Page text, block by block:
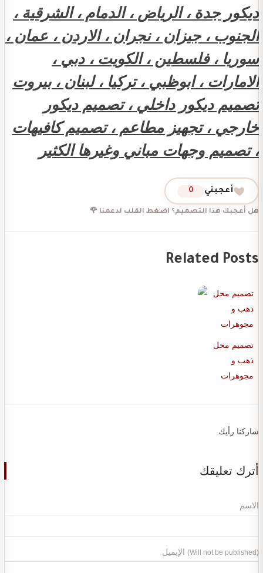
ديكور جدة ، الرياض ، الدمام ، الشرقية ،
الجنوب ، جيزان ، نجران ، الاردن ، عمان ،
سوريا ، فلسطين ، الكويت ، دبي ،
الامارات ، ابوظبي ، تركيا ، لبنان ، بيروت
تصميم ديكور داخلي ، تصميم ديكور
خارجي ، تجهيز مطاعم ، تصميم كافيهات
، تصميم وجهات مباني وغيرها الكثير
أعجبني 0
هل أعجبك هذا التصميم؟ اضغط القلب لدعمنا 🌹
Related Posts
تصميم محل
ذهب و
مجوهرات
شاركنا رأيك
أترك تعليقك
الاسم
(Will not be published)